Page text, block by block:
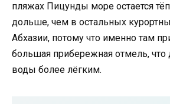
пляжах Пицунды море остается
дольше, чем в остальных
Абхазии, потому что именно там
большая прибережная отмель, что
воды более лёгким.